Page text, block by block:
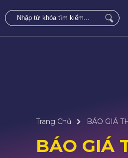
Trang Chủ BÁO GIÁ
BÁO GIÁ